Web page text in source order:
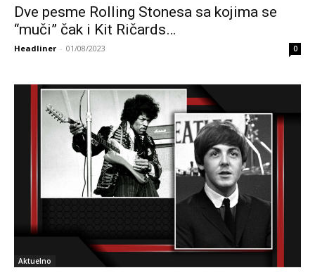
Dve pesme Rolling Stonesa sa kojima se
“muči” čak i Kit Ričards…
Headliner - 01/08/2023 0
Aktuelno